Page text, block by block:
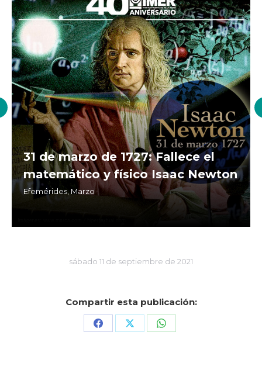
31 de marzo de 1727: Fallece el
matemático y físico Isaac Newton
Efemérides Marzo
sábado 11 de septiembre de 2021
Compartir esta publicación:
Share Share Share